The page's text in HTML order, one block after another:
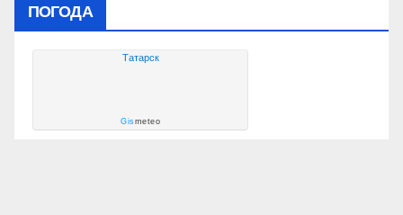
ПОГОДА
Татарск
Gismeteo